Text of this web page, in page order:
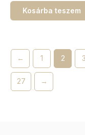
Kosárba teszem
← 1 2 3
27 →